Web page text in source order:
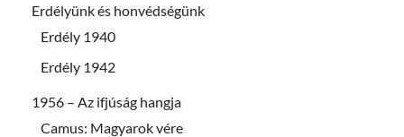
Erdélyünk és honvédségünk
Erdély 1940
Erdély 1942
1956 – Az ifjúság hangja
Camus: Magyarok vére